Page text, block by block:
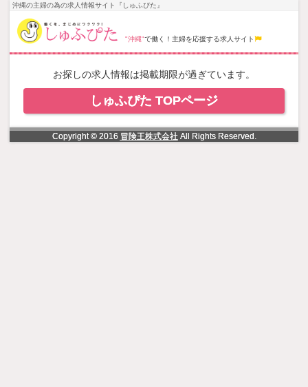
NowLoading
沖縄の主婦の為の求人情報サイト『しゅふぴた』
"沖縄"で働く！主婦を応援する求人サイト
お探しの求人情報は掲載期限が過ぎています。
しゅふぴた TOPページ
Copyright © 2016 冒険王株式会社All Rights Reserved.